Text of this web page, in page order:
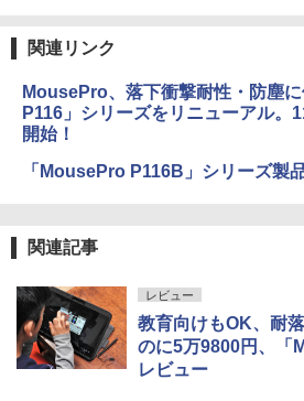
関連リンク
MousePro、落下衝撃耐性・防塵
P116」シリーズをリニューアル。
開始！
「MousePro P116B」シリーズ製
関連記事
レビュー
教育向けもOK、耐
のに5万9800円、「
レビュー